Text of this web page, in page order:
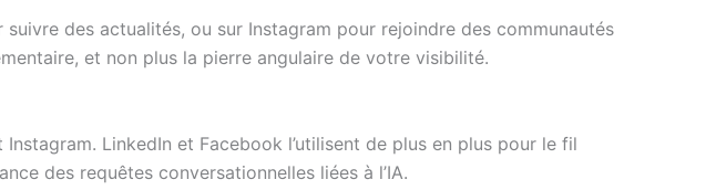
des actualités, ou sur Instagram pour rejoindre des communautés
et non plus la pierre angulaire de votre visibilité.
LinkedIn et Facebook l’utilisent de plus en plus pour le fil
des requêtes conversationnelles liées à l’IA.